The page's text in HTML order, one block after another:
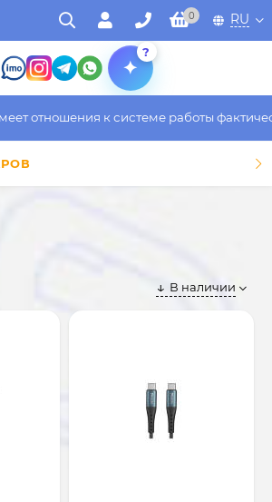
0 RU
?
к системе работы
В наличии